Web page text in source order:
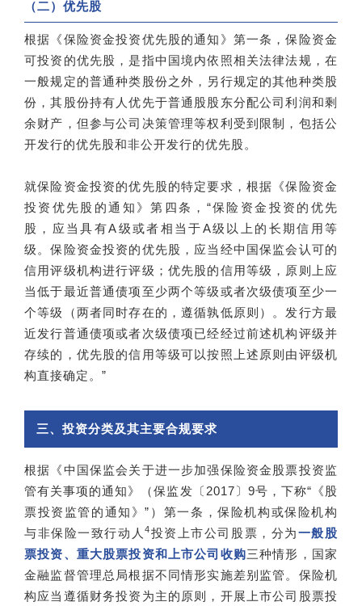
（二）优先股
根据《保险资金投资优先股的通知》第一条，保险资金
可投资的优先股，是指中国境内依照相关法律法规，在
一般规定的普通种类股份之外，另行规定的其他种类股
份，其股份持有人优先于普通股股东分配公司利润和剩
余财产，但参与公司决策管理等权利受到限制，包括公
开发行的优先股和非公开发行的优先股。
就保险资金投资的优先股的特定要求，根据《保险资金
投资优先股的通知》第四条，“保险资金投资的优先
股，应当具有A级或者相当于A级以上的长期信用等
级。保险资金投资的优先股，应当经中国保监会认可的
信用评级机构进行评级；优先股的信用等级，原则上应
当低于最近普通债项至少两个等级或者次级债项至少一
个等级（两者同时存在的，遵循孰低原则）。发行方最
近发行普通债项或者次级债项已经经过前述机构评级并
存续的，优先股的信用等级可以按照上述原则由评级机
构直接确定。”
三、投资分类及其主要合规要求
根据《中国保监会关于进一步加强保险资金股票投资监
管有关事项的通知》（保监发〔2017〕9号，下称“《股
票投资监管的通知》”）第一条，保险机构或保险机构
与非保险一致行动人4投资上市公司股票，分为一般股
票投资、重大股票投资和上市公司收购三种情形，国家
金融监督管理总局根据不同情形实施差别监管。保险机
构应当遵循财务投资为主的原则，开展上市公司股票投